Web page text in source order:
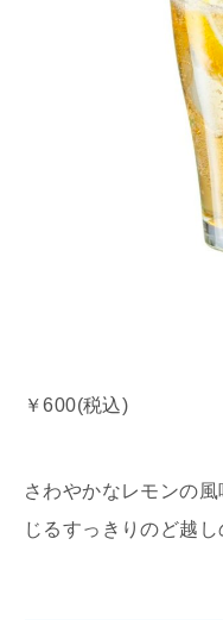
￥600(税込)
さわやかなレモンの
じるすっきりのど越し